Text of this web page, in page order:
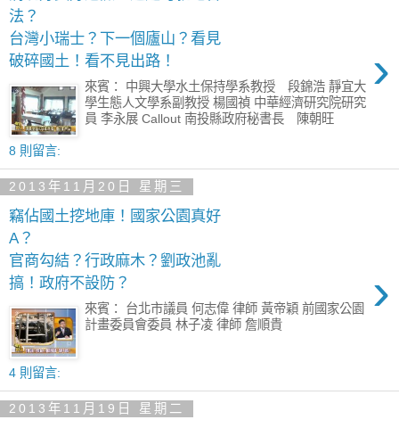
法？
台灣小瑞士？下一個廬山？看見
破碎國土！看不見出路！
›
來賓： 中興大學水土保持學系教授 段錦浩 靜宜大
學生態人文學系副教授 楊國禎 中華經濟研究院研究
員 李永展 Callout 南投縣政府秘書長 陳朝旺
8 則留言:
2013年11月20日 星期三
竊佔國土挖地庫！國家公園真好
A？
官商勾結？行政麻木？劉政池亂
搞！政府不設防？
›
來賓： 台北市議員 何志偉 律師 黃帝穎 前國家公園
計畫委員會委員 林子凌 律師 詹順貴
4 則留言:
2013年11月19日 星期二